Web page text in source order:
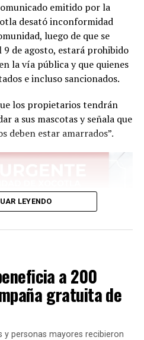
emitido por la
desató inconformidad
luego de que se
de agosto, estará prohibido
la vía pública y que quienes
e incluso sancionados.
los propietarios tendrán
a sus mascotas y señala que
deben estar amarrados”.
LEYENDO
a 200
gratuita de
y personas mayores recibieron